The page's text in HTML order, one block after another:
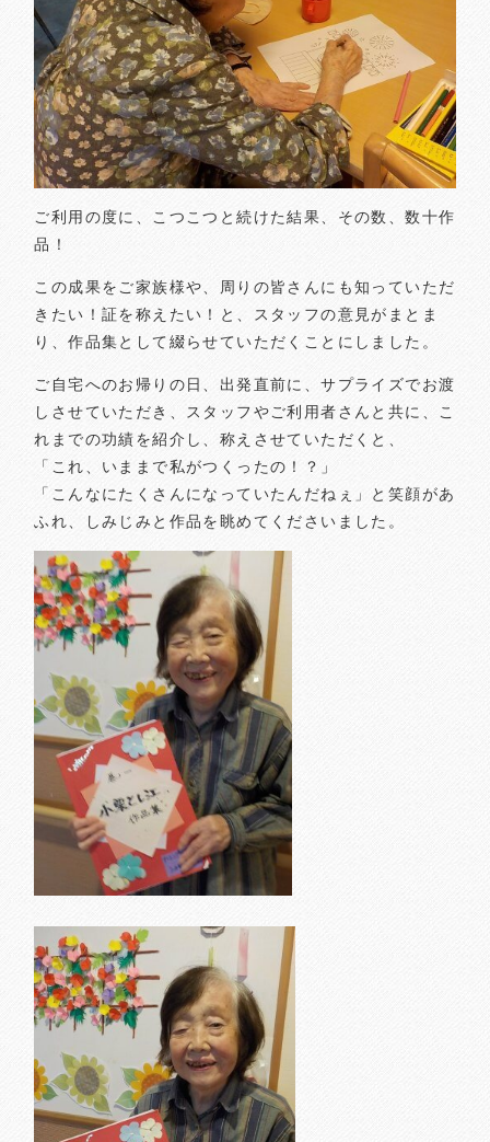
ご利用の度に、こつこつと続けた結果、その数、数十作
品！
この成果をご家族様や、周りの皆さんにも知っていただ
きたい！証を称えたい！と、スタッフの意見がまとま
り、作品集として綴らせていただくことにしました。
ご自宅へのお帰りの日、出発直前に、サプライズでお渡
しさせていただき、スタッフやご利用者さんと共に、こ
れまでの功績を紹介し、称えさせていただくと、
「これ、いままで私がつくったの！？」
「こんなにたくさんになっていたんだねぇ」と笑顔があ
ふれ、しみじみと作品を眺めてくださいました。